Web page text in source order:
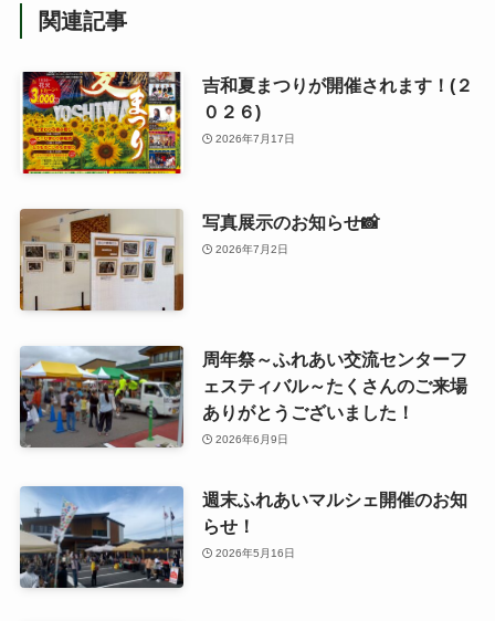
関連記事
吉和夏まつりが開催されます！(２
０２６)
2026年7月17日
写真展示のお知らせ📸
2026年7月2日
周年祭～ふれあい交流センターフ
ェスティバル～たくさんのご来場
ありがとうございました！
2026年6月9日
週末ふれあいマルシェ開催のお知
らせ！
2026年5月16日